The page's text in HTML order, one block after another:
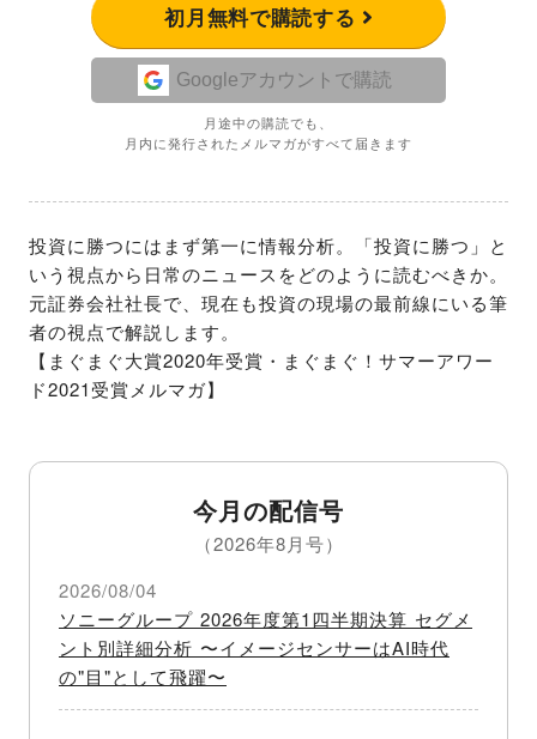
初月無料で購読する
Googleアカウントで購読
月途中の購読でも、
月内に発行されたメルマガがすべて届きます
投資に勝つにはまず第一に情報分析。「投資に勝つ」と
いう視点から日常のニュースをどのように読むべきか。
元証券会社社長で、現在も投資の現場の最前線にいる筆
者の視点で解説します。
【まぐまぐ大賞2020年受賞・まぐまぐ！サマーアワー
ド2021受賞メルマガ】
今月の配信号
（2026年8月号）
2026/08/04
ソニーグループ 2026年度第1四半期決算 セグメ
ント別詳細分析 〜イメージセンサーはAI時代
の"目"として飛躍〜